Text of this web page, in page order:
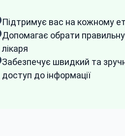
Підтримує вас на кожному
Допомагає обрати правильну
лікаря
Забезпечує швидкий та
доступ до інформації